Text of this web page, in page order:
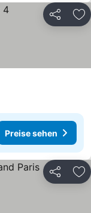
Teilen
Preise sehen
Teilen